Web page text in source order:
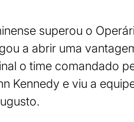
superou o
a abrir uma
o time comandado
Kennedy e viu a